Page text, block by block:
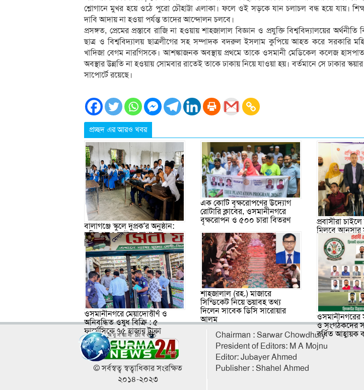
শ্লোগানে মুখর হয়ে ওঠে পুরো চৌহাট্টা এলাকা। ফলে ওই সড়কে যান চলাচল বন্ধ হয়ে যায়।
দাবি আদায় না হওয়া পর্যন্ত তাদের আন্দোলন চলবে।
প্রসঙ্গত, প্রেমের প্রস্তাবে রাজি না হওয়ায় শাহজালাল বিজ্ঞান ও প্রযুক্তি বিশ্ববিদ্যালয়ের অর্থনীতি
ছাত্র ও বিশ্ববিদ্যালয় ছাত্রলীগের সহ সম্পাদক বদরুল ইসলাম কুপিয়ে আহত করে সরকারি
খাদিজা বেগম নারগিসকে। আশঙ্কাজনক অবস্থায় প্রথমে তাকে ওসমানী মেডিকেল কলেজ
অবস্থার উন্নতি না হওয়ায় সোমবার রাতেই তাকে ঢাকায় নিয়ে যাওয়া হয়। বর্তমানে সে ঢাকার
সাপোর্টে রয়েছে।
প্রচ্ছদ এর আরও খবর
বালাগঞ্জে স্কুলে দুপ্রক’র অনুষ্ঠান:
ছুটির পরও আটকে রাখা হল
শিক্ষার্থীদের
এক কোটি বৃক্ষরোপণের উদ্যোগ
রোটারি ক্লাবের, ওসমানীনগরে
বৃক্ষরোপন ও ৫০০ চারা বিতরণ
প্রবাসীরা
মিলবে আনসার
ওসমানীনগরে মেয়াদোত্তীর্ণ ও
অনিবন্ধিত ওষুধ বিক্রি : ৫
ফার্মেসিকে ৭৫ হাজার টাকা
জরিমানা
শাহজালাল (রহ.) মাজারে
সিন্ডিকেট নিয়ে ভয়াবহ তথ্য
দিলেন সাবেক ডিসি সারোয়ার
আলম
ওসমানীনগরের
ও সংগঠকদের
বর্ধিত আহ্বায়ক
© সর্বস্বত্ব স্বত্বাধিকার সংরক্ষিত
২০১৪-২০২৩
Chairman : Sarwar Chowdhury
President of Editors: M A Mojnu
Editor: Jubayer Ahmed
Publisher : Shahel Ahmed